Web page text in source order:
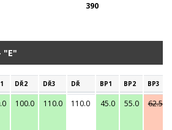
390
"E"
DŘ2 DŘ3 DŘ BP1 BP2 BP3
100.0 110.0 110.0 45.0 55.0 62.5